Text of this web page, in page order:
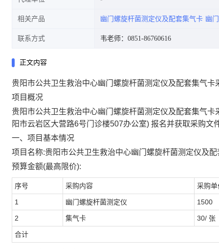
相关产品 幽门螺旋杆菌测定仪及配套集气卡 幽
联系方式 韦老师：0851-86760616
正文内容
贵阳市公共卫生救治中心幽门螺旋杆菌测定仪及配套集气
项目概况
贵阳市公共卫生救治中心幽门螺旋杆菌测定仪及配套集气
阳市云岩区大营路6号门诊楼507办公室) 报名并获取采购文
一、项目基本情况
项目名称:贵阳市公共卫生救治中心幽门螺旋杆菌测定仪及
预算金额(最高限价):
序号 采购内容 采购
1 幽门螺旋杆菌测定仪 1500
2 集气卡 30/ 张
合计